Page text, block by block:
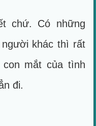
chứ. Có những
khác thì rất
con mắt của tình
đi.